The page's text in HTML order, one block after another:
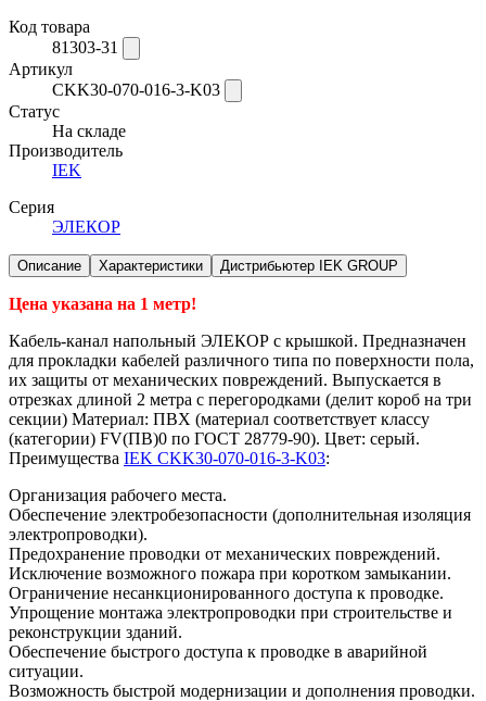
Код товара
81303-31
Артикул
CKK30-070-016-3-K03
Статус
На складе
Производитель
IEK
Серия
ЭЛЕКОР
Описание Характеристики Дистрибьютер IEK GROUP
Цена указана на 1 метр!
Кабель-канал напольный ЭЛЕКОР с крышкой. Предназначен
для прокладки кабелей различного типа по поверхности пола,
их защиты от механических повреждений. Выпускается в
отрезках длиной 2 метра с перегородками (делит короб на три
секции) Материал: ПВХ (материал соответствует классу
(категории) FV(ПВ)0 по ГОСТ 28779-90). Цвет: серый.
Преимущества IEK CKK30-070-016-3-K03:
Организация рабочего места.
Обеспечение электробезопасности (дополнительная изоляция
электропроводки).
Предохранение проводки от механических повреждений.
Исключение возможного пожара при коротком замыкании.
Ограничение несанкционированного доступа к проводке.
Упрощение монтажа электропроводки при строительстве и
реконструкции зданий.
Обеспечение быстрого доступа к проводке в аварийной
ситуации.
Возможность быстрой модернизации и дополнения проводки.